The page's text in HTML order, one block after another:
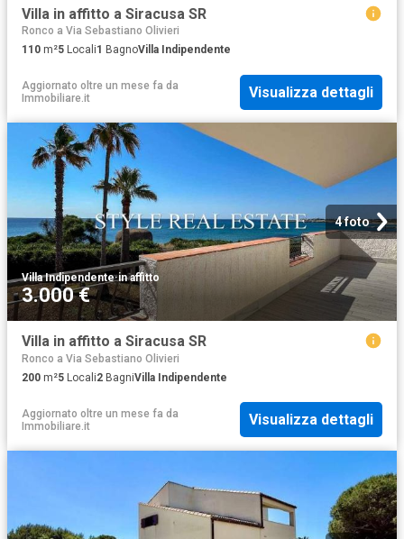
Villa in affitto a Siracusa SR
Ronco a Via Sebastiano Olivieri
110 m²5 Locali1 BagnoVilla Indipendente
Aggiornato oltre un mese fa da
Immobiliare.it
Visualizza dettagli
4 foto
Villa Indipendente·in affitto
3.000 €
Villa in affitto a Siracusa SR
Ronco a Via Sebastiano Olivieri
200 m²5 Locali2 BagniVilla Indipendente
Aggiornato oltre un mese fa da
Immobiliare.it
Visualizza dettagli